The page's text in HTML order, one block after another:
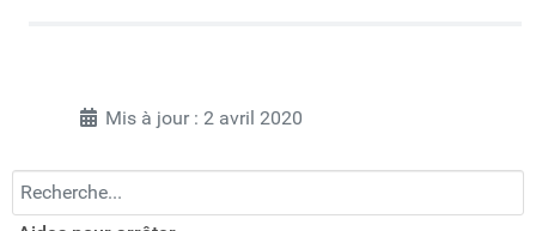
Mis à jour : 2 avril 2020
Recherchez...